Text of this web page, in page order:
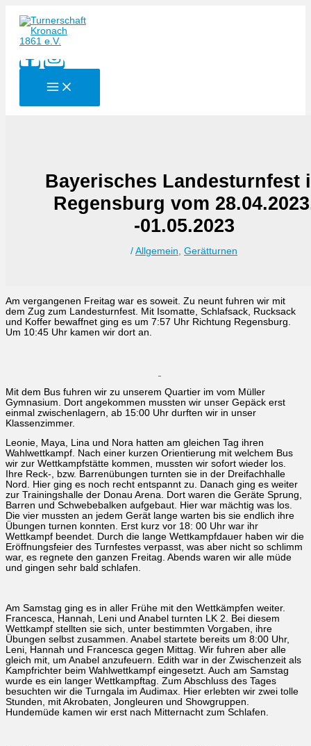
Inhalt
springen
Bayerisches Landesturnfest
Regensburg vom
-01.05.2023
/Allgemein,Gerätturnen
Am vergangenen Freitag war es soweit. Zu neunt fuhren wir mit
dem Zug zum Landesturnfest. Mit Isomatte, Schlafsack, Rucksack
und Koffer bewaffnet ging es um 7:57 Uhr Richtung Regensburg.
Um 10:45 Uhr kamen wir dort an.
Mit dem Bus fuhren wir zu unserem Quartier im vom Müller
Gymnasium. Dort angekommen mussten wir unser Gepäck erst
einmal zwischenlagern, ab 15:00 Uhr durften wir in unser
Klassenzimmer.
Leonie, Maya, Lina und Nora hatten am gleichen Tag ihren
Wahlwettkampf. Nach einer kurzen Orientierung mit welchem Bus
wir zur Wettkampfstätte kommen, mussten wir sofort wieder los.
Ihre Reck-, bzw. Barrenübungen turnten sie in der Dreifachhalle
Nord. Hier ging es noch recht entspannt zu. Danach ging es weiter
zur Trainingshalle der Donau Arena. Dort waren die Geräte Sprung,
Barren und Schwebebalken aufgebaut. Hier war mächtig was los.
Die vier mussten an jedem Gerät lange warten bis sie endlich ihre
Übungen turnen konnten. Erst kurz vor 18: 00 Uhr war ihr
Wettkampf beendet. Durch die lange Wettkampfdauer haben wir die
Eröffnungsfeier des Turnfestes verpasst, was aber nicht so schlimm
war, es regnete den ganzen Freitag. Abends waren wir alle müde
und gingen sehr bald schlafen.
Am Samstag ging es in aller Frühe mit den Wettkämpfen weiter.
Francesca, Hannah, Leni und Anabel turnten LK 2. Bei diesem
Wettkampf stellten sie sich, unter bestimmten Vorgaben, ihre
Übungen selbst zusammen. Anabel startete bereits um 8:00 Uhr,
Leni, Hannah und Francesca gegen Mittag. Wir fuhren aber alle
gleich mit, um Anabel anzufeuern. Edith war in der Zwischenzeit als
Kampfrichter beim Wahlwettkampf eingesetzt. Auch am Samstag
wurde es ein langer Wettkampftag. Zum Abschluss des Tages
besuchten wir die Turngala im Audimax. Hier erlebten wir zwei tolle
Stunden, mit Akrobaten, Jongleuren und Showgruppen.
Hundemüde kamen wir erst nach Mitternacht zum Schlafen.